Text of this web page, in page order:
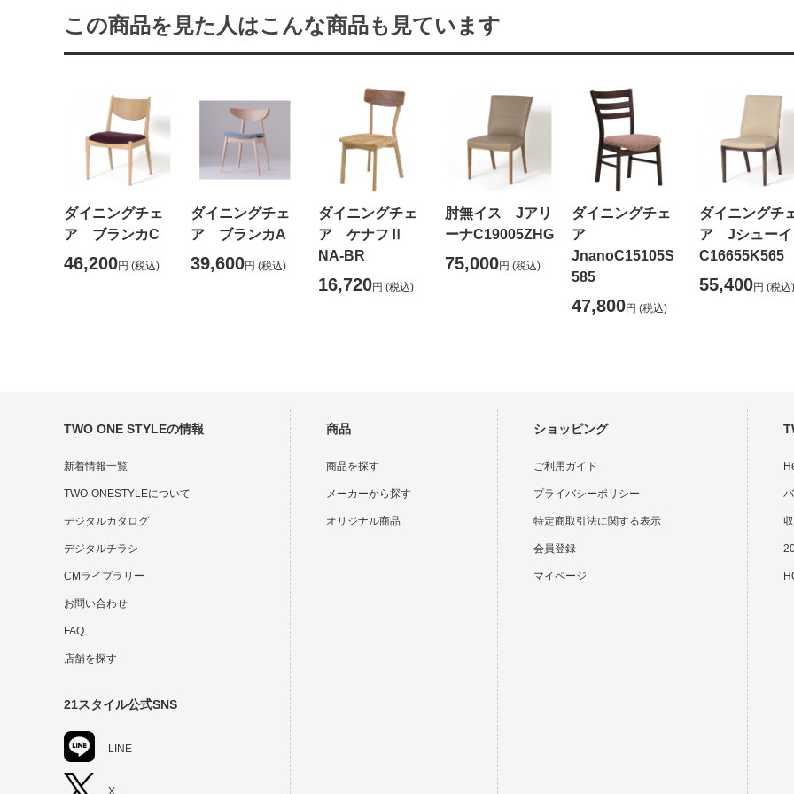
この商品を見た人はこんな商品も見ています
ダイニングチェ
ア ブランカC
46,200円 (税込)
ダイニングチェ
ア ブランカA
39,600円 (税込)
ダイニングチェ
ア ケナフⅡ
NA-BR
16,720円 (税込)
肘無イス Jアリ
ーナC19005ZHG
75,000円 (税込)
ダイニングチェ
ア
JnanoC15105S
585
47,800円 (税込)
ダイニングチ
ア Jシューイ
C16655K565
55,400円 (税込)
TWO ONE STYLEの情報
新着情報一覧
TWO-ONESTYLEについて
デジタルカタログ
デジタルチラシ
CMライブラリー
お問い合わせ
FAQ
店舗を探す
21スタイル公式SNS
LINE
X
商品
商品を探す
メーカーから探す
オリジナル商品
ショッピング
ご利用ガイド
プライバシーポリシー
特定商取引法に関する表示
会員登録
マイページ